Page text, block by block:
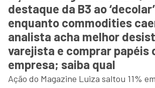
destaque da B3 ao ‘decolar’
enquanto commodities
analista acha melhor
varejista e comprar papéis
empresa; saiba qual
Ação do Magazine Luiza saltou 11%